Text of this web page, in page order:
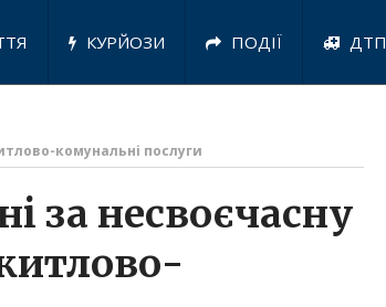
КУРЙОЗИ ПОДІЇ ДТП
комунальні послуги
за несвоєчасну